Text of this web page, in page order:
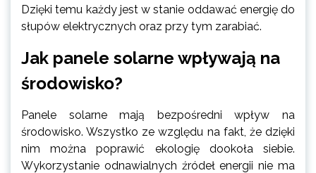
Dzięki temu każdy jest w stanie oddawać energię do
słupów elektrycznych oraz przy tym zarabiać.
Jak panele solarne wpływają na
środowisko?
Panele solarne mają bezpośredni wpływ na
środowisko. Wszystko ze względu na fakt, że dzięki
nim można poprawić ekologię dookoła siebie.
Wykorzystanie odnawialnych źródeł energii nie ma